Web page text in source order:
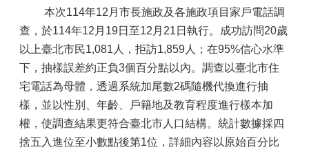
本次114年12月市長施政及各施政項目家戶電話調
查，於114年12月19日至12月21日執行。成功訪問20歲
以上臺北市民1,081人，拒訪1,859人；在95%信心水準
下，抽樣誤差約正負3個百分點以內。調查以臺北市住
宅電話為母體，透過系統加尾數2碼隨機代換進行抽
樣，並以性別、年齡、戶籍地及教育程度進行樣本加
權，使調查結果更符合臺北市人口結構。統計數據採四
捨五入進位至小數點後第1位，詳細內容以原始百分比